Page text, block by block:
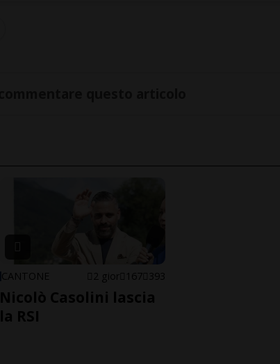
CANTONE 2 gior 167 393
Nicolò Casolini lascia
la RSI